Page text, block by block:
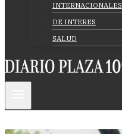
INTERNACIONALES
DE INTERES
SALUD